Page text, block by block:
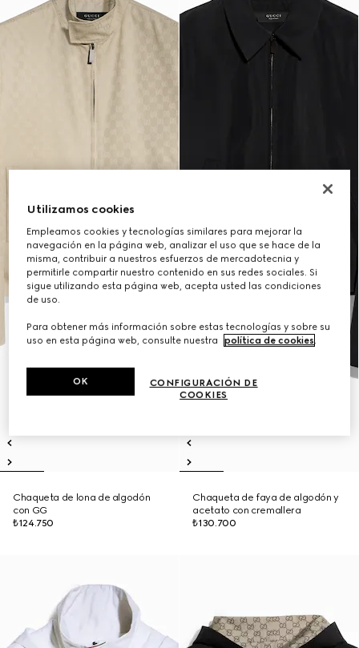
Chaqueta de lona de algodón
con GG
₺124.750
Chaqueta de faya de algodón y
acetato con cremallera
₺130.700
Utilizamos cookies
Empleamos cookies y tecnologías similares para mejorar la
navegación en la página web, analizar el uso que se hace de la
misma, contribuir a nuestros esfuerzos de mercadotecnia y
permitirle compartir nuestro contenido en sus redes sociales. Si
sigue utilizando esta página web, acepta usted las condiciones
de uso.
Para obtener más información sobre estas tecnologías y sobre su
uso en esta página web, consulte nuestra
política de cookies.
CONFIGURACIÓN DE
COOKIES
OK